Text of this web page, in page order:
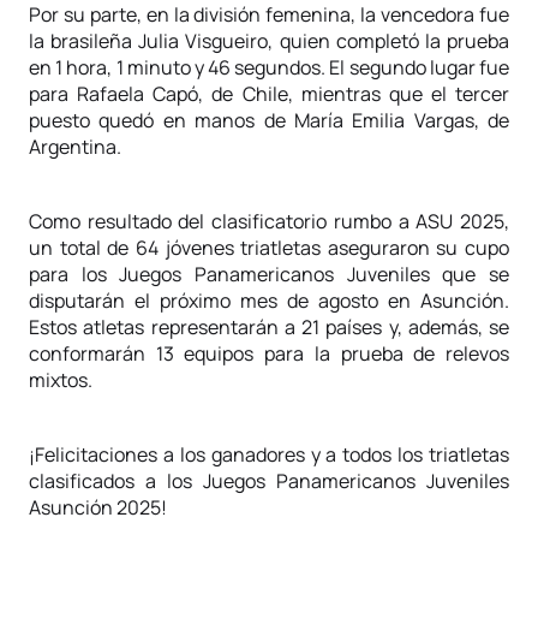
Por su parte, en la división femenina, la vencedora fue
la brasileña Julia Visgueiro, quien completó la prueba
en 1 hora, 1 minuto y 46 segundos. El segundo lugar fue
para Rafaela Capó, de Chile, mientras que el tercer
puesto quedó en manos de María Emilia Vargas, de
Argentina.
Como resultado del clasificatorio rumbo a ASU 2025,
un total de 64 jóvenes triatletas aseguraron su cupo
para los Juegos Panamericanos Juveniles que se
disputarán el próximo mes de agosto en Asunción.
Estos atletas representarán a 21 países y, además, se
conformarán 13 equipos para la prueba de relevos
mixtos.
¡Felicitaciones a los ganadores y a todos los triatletas
clasificados a los Juegos Panamericanos Juveniles
Asunción 2025!